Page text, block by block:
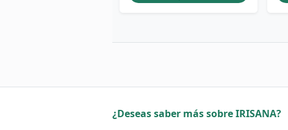
¿Deseas saber más sobre IRISANA?